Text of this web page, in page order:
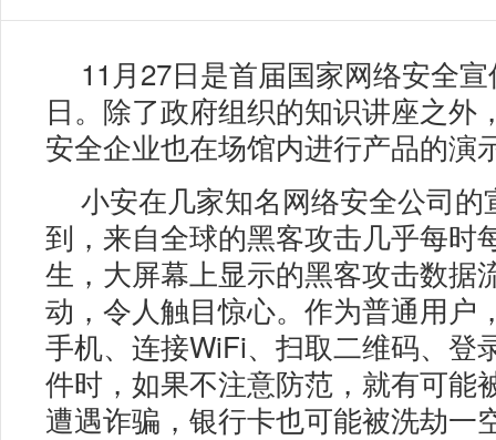
11月27日是首届国家网络安全
日。除了政府组织的知识讲座之外
安全企业也在场馆内进行产品的演
小安在几家知名网络安全公司的
到，来自全球的黑客攻击几乎每时
生，大屏幕上显示的黑客攻击数据
动，令人触目惊心。作为普通用户
手机、连接WiFi、扫取二维码、登
件时，如果不注意防范，就有可能
遭遇诈骗，银行卡也可能被洗劫一